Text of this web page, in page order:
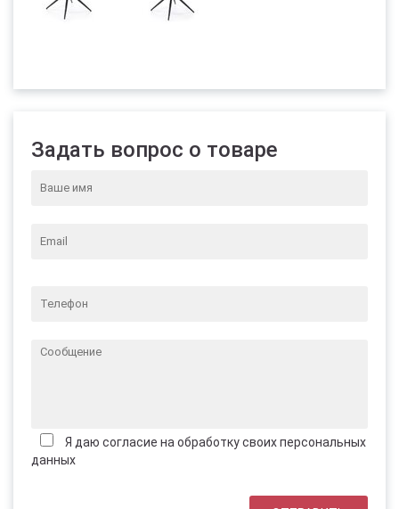
Задать вопрос о товаре
Я даю согласие на обработку своих персональных
данных